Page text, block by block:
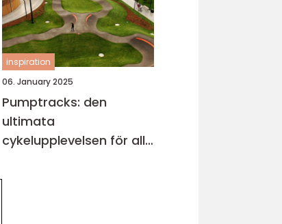
inspiration
06. January 2025
Pumptracks: den
ultimata
cykelupplevelsen för alla